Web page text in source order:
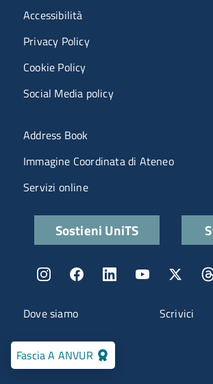
Fascia A ANVUR
Menu contatti
Dove siamo Scrivici
Menù riferimenti
Accessibilità
Privacy Policy
Cookie Policy
Social Media policy
Menu portale
Address Book
Immagine Coordinata di Ateneo
Servizi online
Quick linksSostieni UniTS
Menu